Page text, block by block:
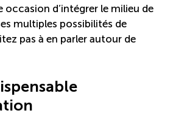
occasion d’intégrer le milieu de
multiples possibilités de
pas à en parler autour de